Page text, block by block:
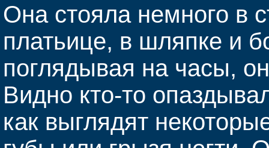
Она стояла немного в
платьице, в шляпке и
поглядывая на часы,
Видно кто-то
как выглядят